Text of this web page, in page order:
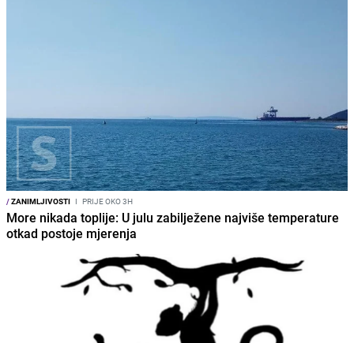
/ZANIMLJIVOSTI I PRIJE OKO 3H
More nikada toplije: U julu zabilježene najviše temperature
otkad postoje mjerenja